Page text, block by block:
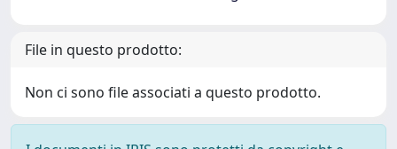
File in questo prodotto:
Non ci sono file associati a questo prodotto.